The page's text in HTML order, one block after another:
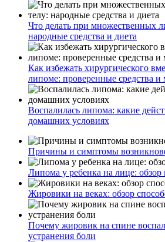
Что делать при множественных
народные средства и диета
Как избежать хирургического
липоме: проверенные средства и
Воспалилась липома: какие
домашних условиях
Причины и симптомы
Липома у ребенка на лице: обзор
Жировики на веках: обзор
Почему жировик на спине
устранения боли